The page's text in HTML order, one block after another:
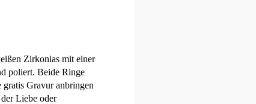
Zirkonias mit einer
poliert. Beide Ringe
Gravur anbringen
Liebe oder